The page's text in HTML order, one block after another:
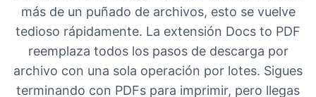
más de un puñado de archivos, esto se vuelve
tedioso rápidamente. La extensión Docs to PDF
reemplaza todos los pasos de descarga por
archivo con una sola operación por lotes. Sigues
terminando con PDFs para imprimir, pero llegas